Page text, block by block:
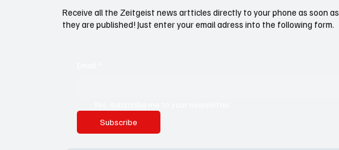
Subscribe
Receive all the Zeitgeist news artticles directly to your phone as soon as
they are published! Just enter your email adress into the following form.